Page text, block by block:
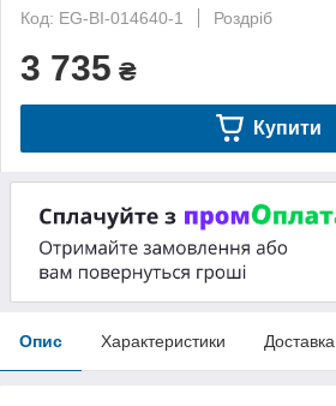
Код: EG-BI-014640-1
Роздріб
3 735 ₴
Купити
Опис Характеристики Доставка